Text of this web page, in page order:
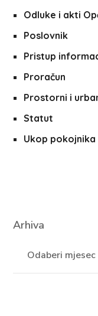
Odluke i akti
Poslovnik
Pristup
Proračun
Prostorni i
Statut
Ukop pokojnika
Arhiva